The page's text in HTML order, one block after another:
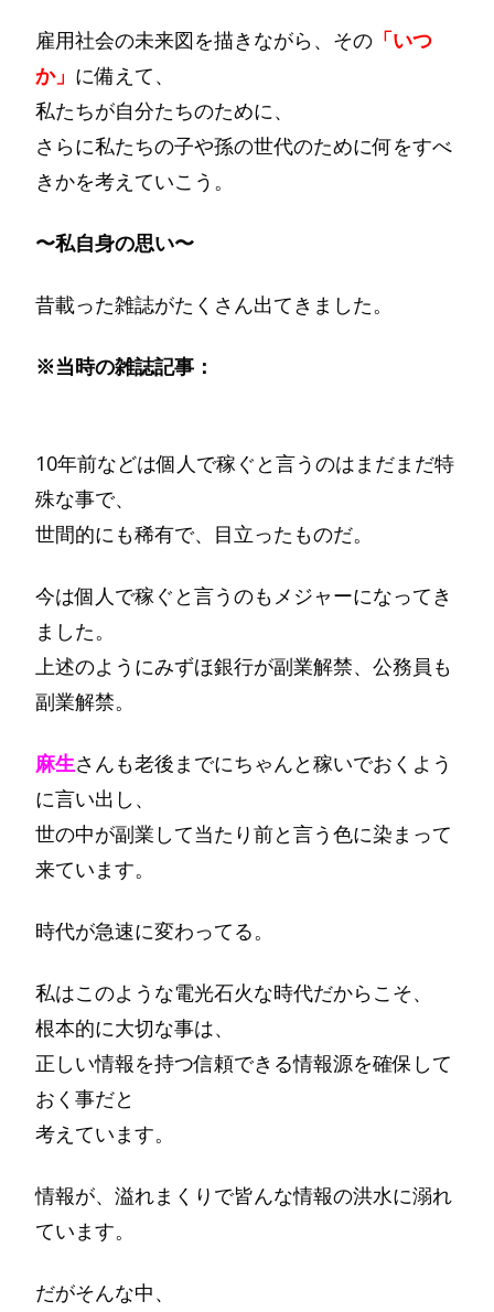
雇用社会の未来図を描きながら、その 「いつ
か」 に備えて、
私たちが自分たちのために、
さらに私たちの子や孫の世代のために何をすべ
きかを考えていこう。
〜私自身の思い〜
昔載った雑誌がたくさん出てきました。
※当時の雑誌記事：
10年前などは個人で稼ぐと言うのはまだまだ特
殊な事で、
世間的にも稀有で、目立ったものだ。
今は個人で稼ぐと言うのもメジャーになってき
ました。
上述のようにみずほ銀行が副業解禁、公務員も
副業解禁。
麻生さんも老後までにちゃんと稼いでおくよう
に言い出し、
世の中が副業して当たり前と言う色に染まって
来ています。
時代が急速に変わってる。
私はこのような電光石火な時代だからこそ、
根本的に大切な事は、
正しい情報を持つ信頼できる情報源を確保して
おく事だと
考えています。
情報が、溢れまくりで皆んな情報の洪水に溺れ
ています。
だがそんな中、